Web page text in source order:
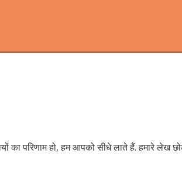
का परिणाम हो, हम आपको सीधे लाते हैं. हमारे लेख